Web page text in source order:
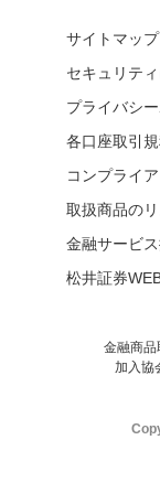
サイトマップ
セキュリテ
プライバシ
各口座取引
コンプライ
取扱商品の
金融サービ
松井証券
金融商
加入協
お気に入り機能は
お気に入り登録い
ンツを一覧でご確
ご利用いただくに
はご利用の端末で